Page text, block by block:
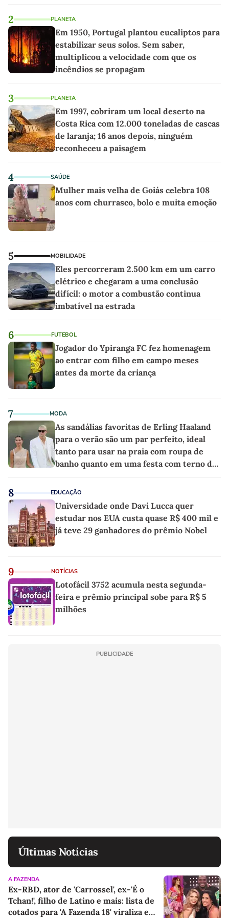
2 PLANETA
Em 1950, Portugal plantou eucaliptos para
estabilizar seus solos. Sem saber,
multiplicou a velocidade com que os
incêndios se propagam
3 PLANETA
Em 1997, cobriram um local deserto na
Costa Rica com 12.000 toneladas de cascas
de laranja; 16 anos depois, ninguém
reconheceu a paisagem
4 SAÚDE
Mulher mais velha de Goiás celebra 108
anos com churrasco, bolo e muita emoção
5 MOBILIDADE
Eles percorreram 2.500 km em um carro
elétrico e chegaram a uma conclusão
difícil: o motor a combustão continua
imbatível na estrada
6 FUTEBOL
Jogador do Ypiranga FC fez homenagem
ao entrar com filho em campo meses
antes da morte da criança
7 MODA
As sandálias favoritas de Erling Haaland
para o verão são um par perfeito, ideal
tanto para usar na praia com roupa de
banho quanto em uma festa com terno de
8 EDUCAÇÃO
Universidade onde Davi Lucca quer
estudar nos EUA custa quase R$ 400 mil e
já teve 29 ganhadores do prêmio Nobel
9 NOTÍCIAS
Lotofácil 3752 acumula nesta segunda-
feira e prêmio principal sobe para R$ 5
milhões
PUBLICIDADE
Últimas Notícias
A FAZENDA
Ex-RBD, ator de 'Carrossel', ex-'É o
Tchan!', filho de Latino e mais: lista de
cotados para 'A Fazenda 18' viraliza e